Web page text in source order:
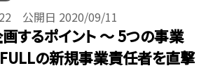
公開日 2020/09/11
するポイント ～ 5つの事業
の新規事業責任者を直撃